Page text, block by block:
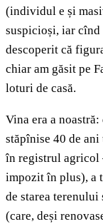
(individul e și
suspicioși, iar cînd
descoperit că
chiar am găsit pe
loturi de casă.
Vina era a
stăpînise 40 de
în registrul agricol
impozit în plus), a
de starea
(care, deși